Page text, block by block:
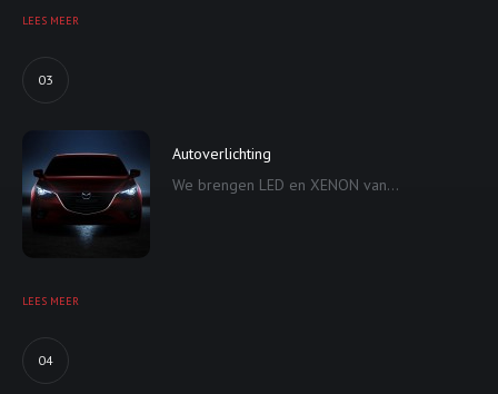
LEES MEER
03
Autoverlichting
We brengen LED en XENON van...
LEES MEER
04